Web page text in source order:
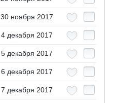
30 ноября 2017
4 декабря 2017
5 декабря 2017
6 декабря 2017
7 декабря 2017